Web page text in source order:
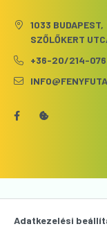
1033 BUDAPEST,
SZŐLŐKERT
+36-20/214-
Adatkezelési